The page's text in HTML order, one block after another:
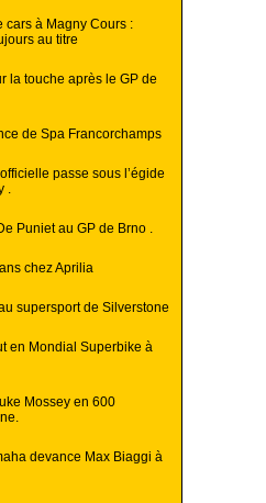
cars à Magny Cours :
au titre
la touche après le GP de
de Spa Francorchamps
passe sous l’égide
.
Puniet au GP de Brno .
chez Aprilia
supersport de Silverstone
en Mondial Superbike à
Mossey en 600
devance Max Biaggi à